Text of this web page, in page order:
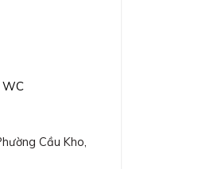
WC
Cầu Kho,